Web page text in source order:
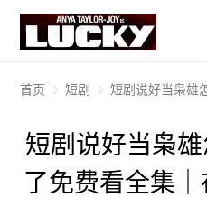
首页 短剧 短剧说好当枭雄怎么成
短剧说好当枭
了免费看全集